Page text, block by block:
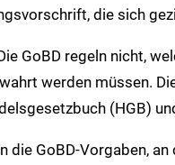
die sich
GoBD regeln nicht,
werden müssen.
(HGB)
die GoBD-Vorgaben,